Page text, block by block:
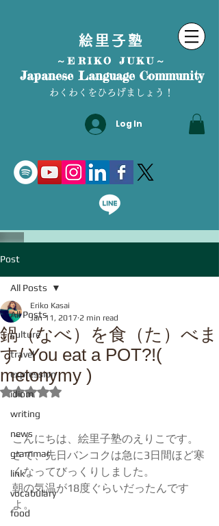
絵里子塾
～ERIKO JUKU～
Japanese Language Community
わくわくをひろげましょう！
Log In
Post
All Posts
culture
travel
expression
idiom
writing
news
grammar
link
vocabulary
food
All Posts
鍋（なべ）を食（た）べま
す/ You eat a POT?!(
metonymy )
Eriko Kasai
Jan 11, 2017 2 min read
Rated NaN out of 5 stars.
こんにちは、絵里子塾のえりこです。
さて、先日バンコクは急に3日間ほど寒
くなってびっくりしました。
朝の気温が18度ぐらいだったんです
よ。